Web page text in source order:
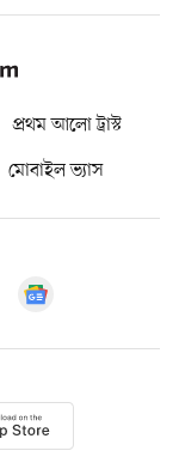
প্রথম আলো ট্রাস্ট
মোবাইল ভ্যাস